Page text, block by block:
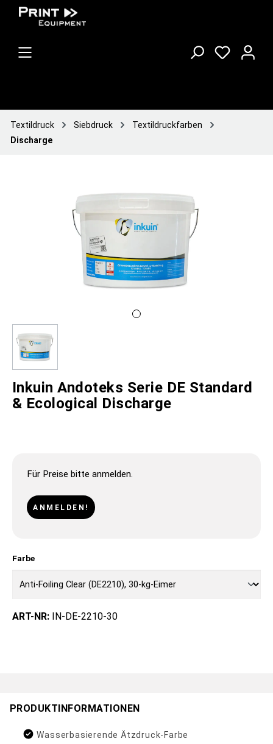
Textildruck Siebdruck
Textildruckfarben
Discharge
Inkuin Andoteks Serie DE Standard
& Ecological Discharge
Für Preise bitte anmelden.
ANMELDEN!
Farbe
ART-NR: IN-DE-2210-30
PRODUKTINFORMATIONEN
Wasserbasierende Ätzdruck-Farbe